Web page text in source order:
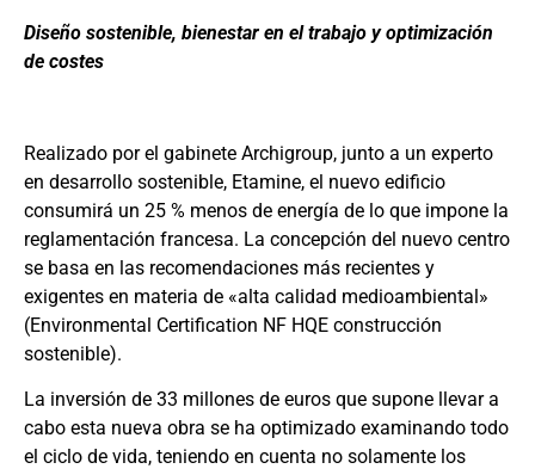
Diseño sostenible, bienestar en el trabajo y optimización
de costes
Realizado por el gabinete Archigroup, junto a un experto
en desarrollo sostenible, Etamine, el nuevo edificio
consumirá un 25 % menos de energía de lo que impone la
reglamentación francesa. La concepción del nuevo centro
se basa en las recomendaciones más recientes y
exigentes en materia de «alta calidad medioambiental»
(Environmental Certification NF HQE construcción
sostenible).
La inversión de 33 millones de euros que supone llevar a
cabo esta nueva obra se ha optimizado examinando todo
el ciclo de vida, teniendo en cuenta no solamente los